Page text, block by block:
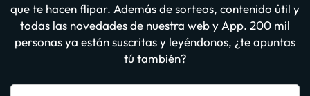
que te hacen flipar. Además de sorteos, contenido útil y
todas las novedades de nuestra web y App. 200 mil
personas ya están suscritas y leyéndonos, ¿te apuntas
tú también?